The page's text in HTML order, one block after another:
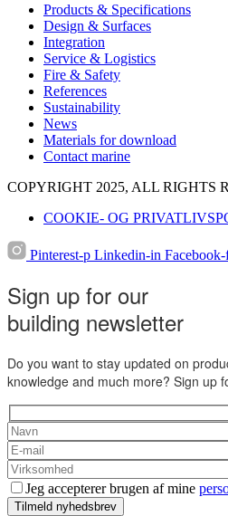
Products & Specifications
Design & Surfaces
Integration
Service & Logistics
Fire & Safety
References
Sustainability
News
Materials for download
Contact marine
COPYRIGHT 2025, ALL RIGHTS
COOKIE- OG
Pinterest-p Linkedin-in
Sign up for our
building newsletter
Do you want to stay updated on
knowledge and much more? Sign up
Jeg accepterer brugen af mine
Tilmeld nyhedsbrev